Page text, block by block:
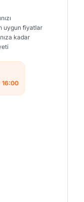
uygun fiyatlar
kadar